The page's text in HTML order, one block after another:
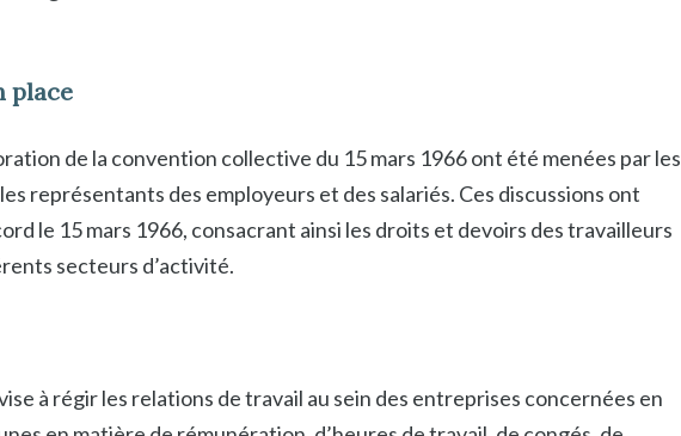
place
de la convention collective du 15 mars 1966 ont été menées par les
représentants des employeurs et des salariés. Ces discussions ont
le 15 mars 1966, consacrant ainsi les droits et devoirs des travailleurs
secteurs d’activité.
à régir les relations de travail au sein des entreprises concernées en